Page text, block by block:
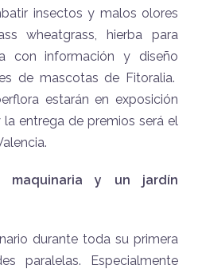
insectos y malos olores
wheatgrass, hierba para
con información y diseño
de mascotas de Fitoralia.
estarán en exposición
entrega de premios será el
maquinaria y un jardín
durante toda su primera
paralelas. Especialmente